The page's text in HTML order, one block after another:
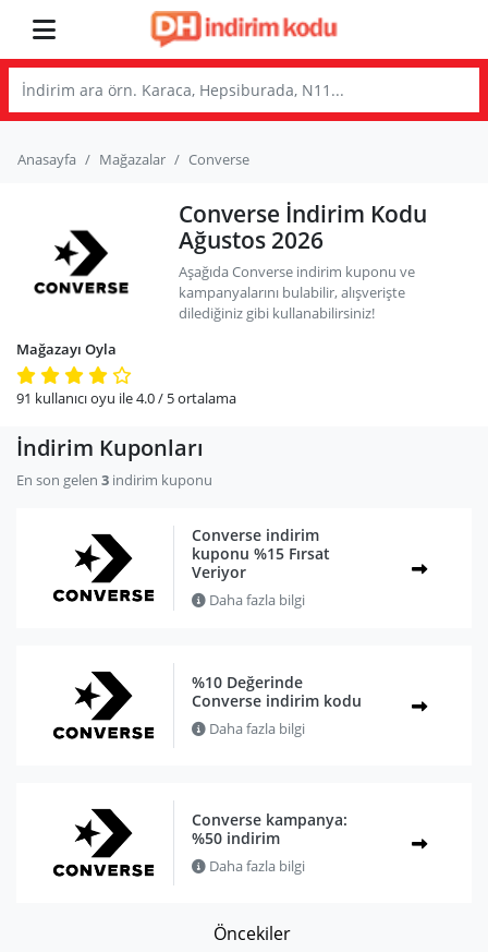
Anasayfa Mağazalar Converse
Mağazayı Oyla
91 kullanıcı oyu ile4.0/ 5ortalama
Converse İndirim Kodu
Ağustos 2026
Aşağıda Converse indirim kuponu ve
kampanyalarını bulabilir, alışverişte
dilediğiniz gibi kullanabilirsiniz!
İndirim Kuponları
En son gelen 3 indirim kuponu
Converse indirim
kuponu %15 Fırsat
Veriyor
Daha fazla bilgi
%10 Değerinde
Converse indirim kodu
Daha fazla bilgi
Converse kampanya:
%50 indirim
Daha fazla bilgi
Öncekiler